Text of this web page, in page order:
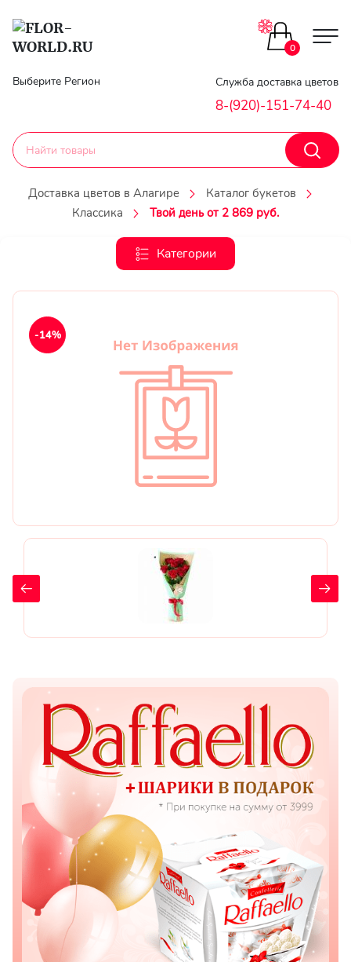
Главная
Гарантии
Доставка
Выберите Регион Служба доставка цветов
8-(920)-151-74-40
0
Доставка цветов в Алагире
Каталог букетов
Классика
Твой день от 2 869 руб.
Категории
Цветы поштучно
Букеты до 2500
Каталог букетов
Корзины с цветами
Авторские букеты
Букеты из роз
Цветы любимой
Цветы дочери
Цветы сестре
Показать еще
Цветы
Подсолнухи
Лизиантусы
Хризантемы
Лилии
-14%